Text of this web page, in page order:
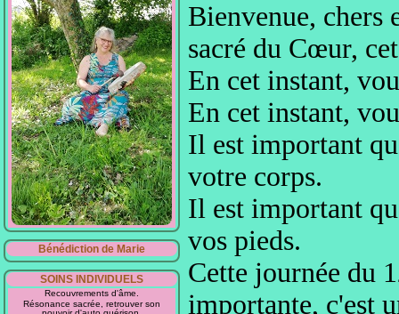
Bénédiction de Marie
SOINS INDIVIDUELS
Recouvrements d'âme.
Résonance sacrée, retrouver son
Bienvenue, chers
sacré du Cœur,
En cet instant,
En cet instant,
Il est important
votre corps.
Il est important
vos pieds.
Cette journée du
importante, c'est